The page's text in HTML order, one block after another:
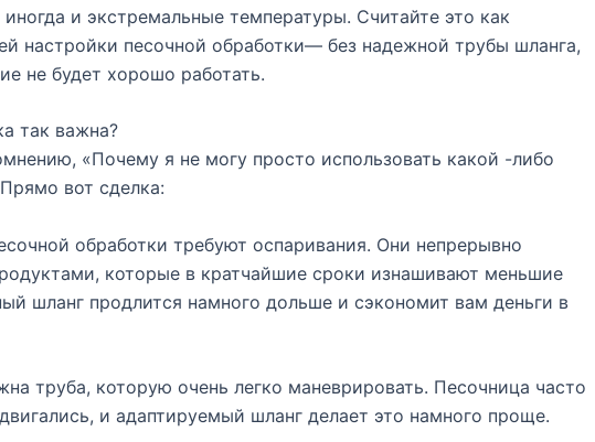
и экстремальные температуры. Считайте это как
настройки песочной обработки— без надежной трубы шланга,
не будет хорошо работать.
так важна?
«Почему я не могу просто использовать какой -либо
вот сделка:
обработки требуют оспаривания. Они непрерывно
которые в кратчайшие сроки изнашивают меньшие
шланг продлится намного дольше и сэкономит вам деньги в
труба, которую очень легко маневрировать. Песочница часто
и адаптируемый шланг делает это намного проще.